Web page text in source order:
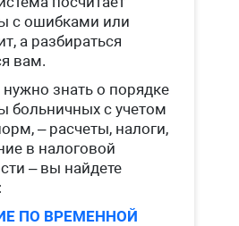
с ошибками или
а разбираться
вам.
нужно знать о порядке
больничных с учетом
– расчеты, налоги,
в налоговой
– вы найдете
ПО ВРЕМЕННОЙ